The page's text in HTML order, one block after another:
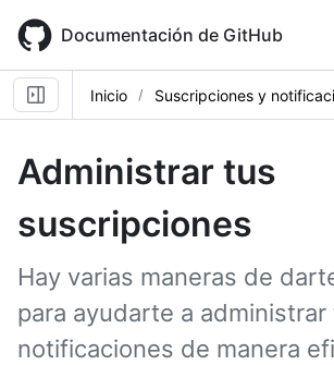
main
content
Documentación de GitHub
Inicio Suscripciones y
Administrar tus
suscripciones
Hay varias maneras de
para ayudarte a administrar
notificaciones de manera